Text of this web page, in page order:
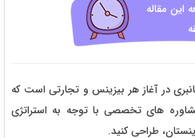
این مقاله
در آغاز هر بیزینس و تجارتی است که
های تخصصی با توجه به استراتژی
طراحی کنید.